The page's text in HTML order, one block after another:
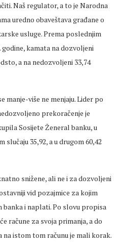
Naš regulator, a to je Narodna
uredno obaveštava građane o
usluge. Prema poslednjim
godine, kamata na dozvoljeni
a na nedozvoljeni 33,74
manje-više ne menjaju. Lider po
prekoračenje je
Sosijete Ženeral banku, u
slučaju 35,92, a u drugom 60,42
snižene, ali ne i za dozvoljeni
vid pozajmice za kojim
banka i naplati. Po slovu propisa
račune za svoja primanja, a do
istom tom računu je mali korak.